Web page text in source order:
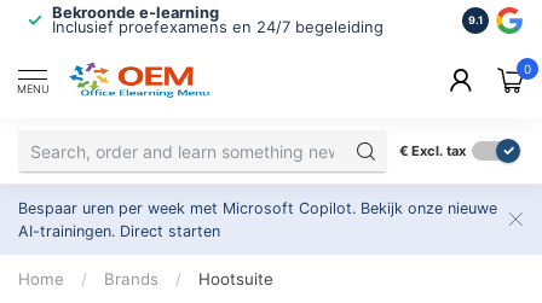
Bekroonde e-learning
Inclusief proefexamens en 24/7 begeleiding
ISO
2.500+
9.1
MENU
0
€ Excl. tax
Bespaar uren per week met Microsoft Copilot. Bekijk onze nieuwe
AI-trainingen. Direct starten
Home / Brands / Hootsuite